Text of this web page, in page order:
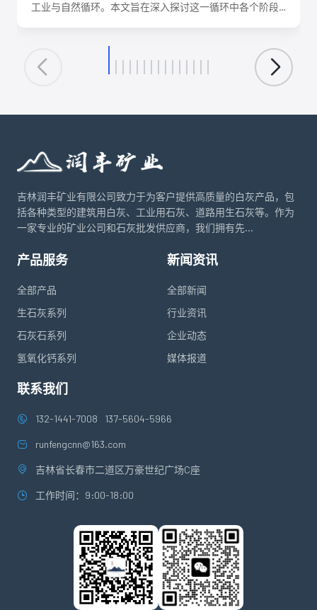
工业与自然循环。本文旨在深入探讨这一循环中各个阶段
优化生产工艺、降低能耗、实现资源可持续利用具有重要
意义。
吉林润丰矿业有限公司致力于为客户提供高质量的白灰产品，包
括各种类型的建筑用白灰、工业用石灰、道路用生石灰等。作为
一家专业的矿业公司和石灰批发供应商，我们拥有先...
产品服务
全部产品
生石灰系列
石灰石系列
氢氧化钙系列
新闻资讯
全部新闻
行业资讯
企业动态
媒体报道
联系我们
132-1441-7008 137-5604-5966
runfengcnn@163.com
吉林省长春市二道区万豪世纪广场C座
工作时间：9:00-18:00